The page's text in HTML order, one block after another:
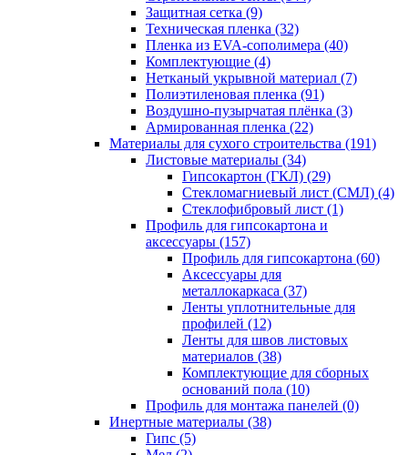
Защитная сетка (9)
Техническая пленка (32)
Пленка из EVA-сополимера (40)
Комплектующие (4)
Нетканый укрывной материал (7)
Полиэтиленовая пленка (91)
Воздушно-пузырчатая плёнка (3)
Армированная пленка (22)
Материалы для сухого строительства (191)
Листовые материалы (34)
Гипсокартон (ГКЛ) (29)
Стекломагниевый лист (СМЛ) (4)
Cтеклофибровый лист (1)
Профиль для гипсокартона и
аксессуары (157)
Профиль для гипсокартона (60)
Аксессуары для
металлокаркаса (37)
Ленты уплотнительные для
профилей (12)
Ленты для швов листовых
материалов (38)
Комплектующие для сборных
оснований пола (10)
Профиль для монтажа панелей (0)
Инертные материалы (38)
Гипс (5)